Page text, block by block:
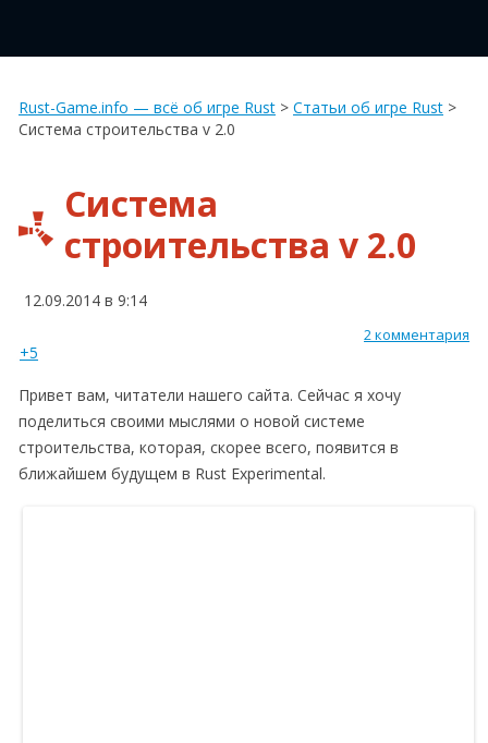
Rust-Game.info — всё об игре Rust > Статьи об игре Rust >
Система строительства v 2.0
Система
строительства v 2.0
12.09.2014 в 9:14
2 комментария
+5
Привет вам, читатели нашего сайта. Сейчас я хочу
поделиться своими мыслями о новой системе
строительства, которая, скорее всего, появится в
ближайшем будущем в Rust Experimental.